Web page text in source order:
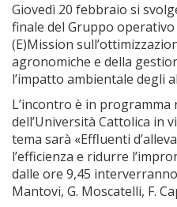
Giovedì 20 febbraio si
finale del Gruppo operativo
(E)Mission
agronomiche e della
l’impatto ambientale degli
L’incontro è in programma
dell’Università Cattolica in
tema sarà «Effluenti
l’efficienza e ridurre
dalle ore 9,45
Mantovi, G. Moscatelli, F.